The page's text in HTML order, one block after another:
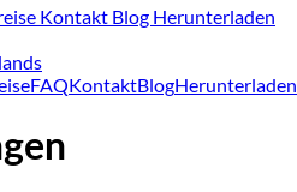
Kontakt Blog Herunterladen
FAQKontaktBlogHerunterladen